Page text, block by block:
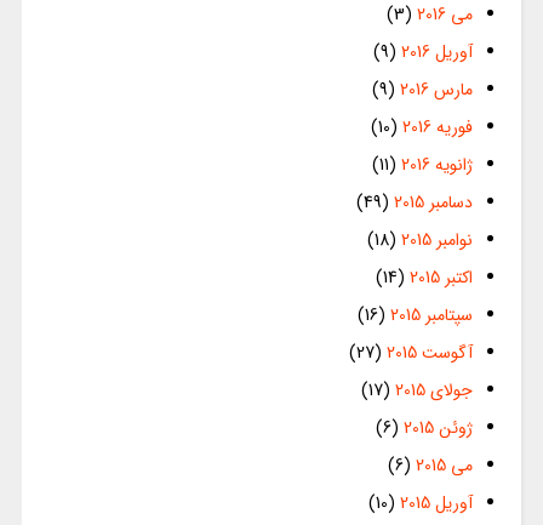
می 2016
(3)
آوریل 2016
(9)
مارس 2016
(9)
فوریه 2016
(10)
ژانویه 2016
(11)
دسامبر 2015
(49)
نوامبر 2015
(18)
اکتبر 2015
(14)
سپتامبر 2015
(16)
آگوست 2015
(27)
جولای 2015
(17)
ژوئن 2015
(6)
می 2015
(6)
آوریل 2015
(10)